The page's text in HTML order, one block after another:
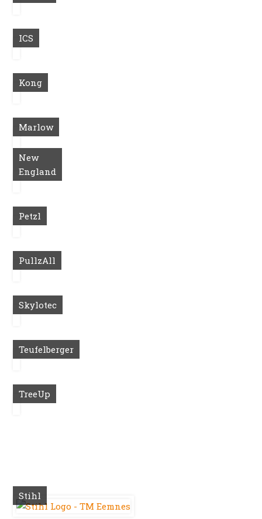
ICS
Kong
Marlow
New
England
Petzl
PullzAll
Skylotec
Teufelberger
TreeUp
Stihl